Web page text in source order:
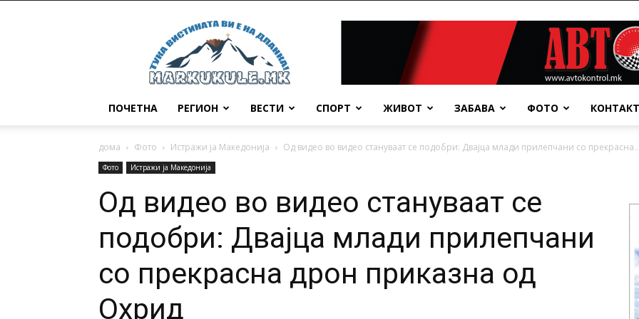
Маркукуле
ПОЧЕТНА РЕГИОН ВЕСТИ СПОРТ ЖИВОТ ЗАБАВА ФОТО КОНТАКТ
дома Фото Истражи ја Македонија Oд видео во видео стануваат се подобри: Двајца млади прилепчани со
Фото Истражи ја Македонија
Oд видео во видео стануваат се
подобри: Двајца млади прилепчани
со прекрасна дрон приказна од
Охрид